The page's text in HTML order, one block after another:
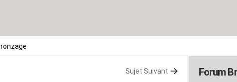
Sujet Suivant Forum